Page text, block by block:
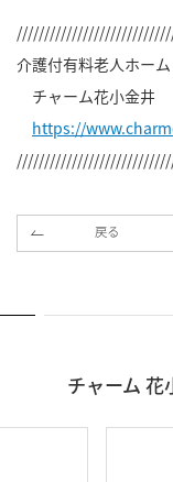
介護付有料老人ホーム
チャーム花小金井
https://
戻る
チャーム 花